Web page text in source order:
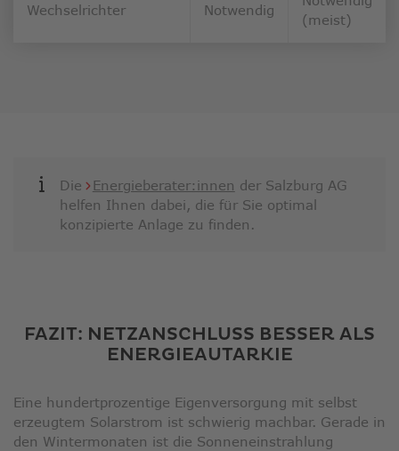
Wechselrichter Notwendig
(meist)
Die Energieberater:innen der Salzburg AG
helfen Ihnen dabei, die für Sie optimal
konzipierte Anlage zu finden.
FAZIT: NETZANSCHLUSS BESSER ALS
ENERGIEAUTARKIE
Eine hundertprozentige Eigenversorgung mit selbst
erzeugtem Solarstrom ist schwierig machbar. Gerade in
den Wintermonaten ist die Sonneneinstrahlung